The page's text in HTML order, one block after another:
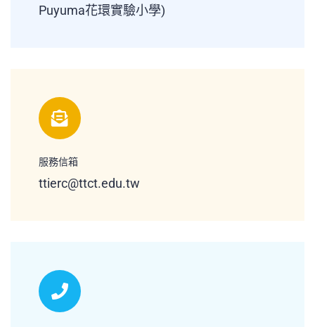
Puyuma花環實驗小學)
服務信箱
ttierc@ttct.edu.tw